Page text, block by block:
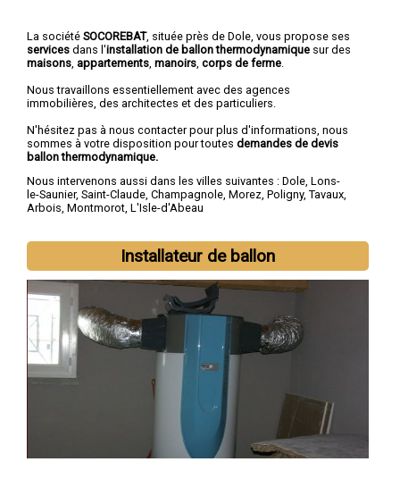
La société SOCOREBAT, située près de Dole, vous propose ses
services dans l'installation de ballon thermodynamique sur des
maisons appartements manoirs corps de ferme
Nous travaillons essentiellement avec des agences
immobilières, des architectes et des particuliers.
N'hésitez pas à nous contacter pour plus d'informations, nous
sommes à votre disposition pour toutes demandes de devis
ballon thermodynamique.
Nous intervenons aussi dans les villes suivantes : Dole, Lons-
le-Saunier, Saint-Claude, Champagnole, Morez, Poligny, Tavaux,
Arbois, Montmorot, L'Isle-d'Abeau
Installateur de ballon